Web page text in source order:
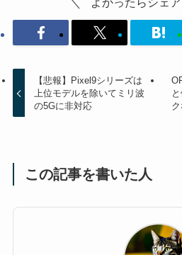
【悲報】Pixel9シリーズは
上位モデルを除いてミリ波
の5Gに非対応
この記事を書いた人